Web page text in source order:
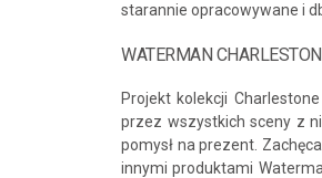
starannie opracowywane i
WATERMAN
Projekt kolekcji
przez wszystkich sceny z
pomysł na prezent.
innymi produktami